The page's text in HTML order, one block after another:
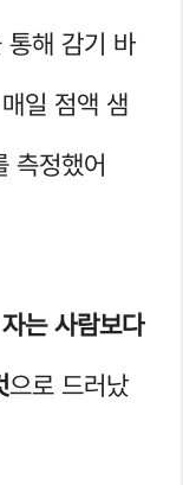
통해 감기 바
일 점액 샘
측정했어
는 사람보다
으로 드러났